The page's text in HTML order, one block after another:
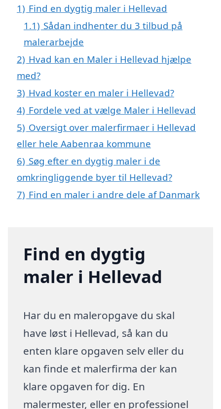
1) Find en dygtig maler i Hellevad
1.1) Sådan indhenter du 3 tilbud på
malerarbejde
2) Hvad kan en Maler i Hellevad hjælpe
med?
3) Hvad koster en maler i Hellevad?
4) Fordele ved at vælge Maler i Hellevad
5) Oversigt over malerfirmaer i Hellevad
eller hele Aabenraa kommune
6) Søg efter en dygtig maler i de
omkringliggende byer til Hellevad?
7) Find en maler i andre dele af Danmark
Find en dygtig
maler i Hellevad
Har du en maleropgave du skal
have løst i Hellevad, så kan du
enten klare opgaven selv eller du
kan finde et malerfirma der kan
klare opgaven for dig. En
malermester, eller en professionel